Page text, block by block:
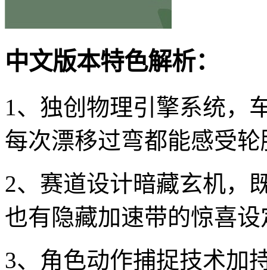
中文版本特色解析：
1、独创物理引擎系统，
每次漂移过弯都能感受
2、赛道设计暗藏玄机，
也有隐藏加速带的惊喜
3、角色动作捕捉技术加